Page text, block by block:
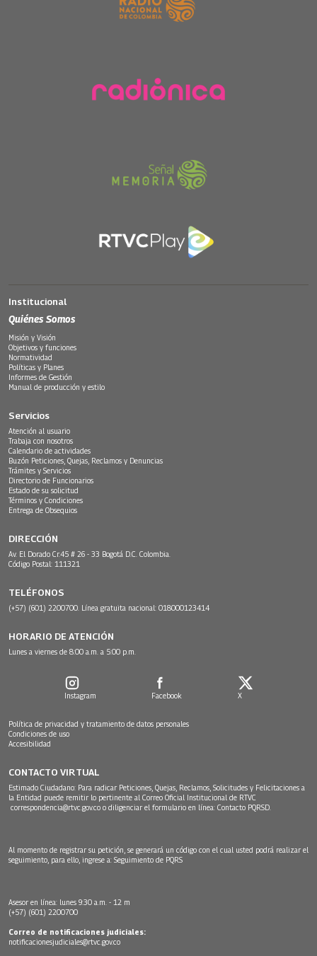
Institucional
Quiénes Somos
Misión y Visión
Objetivos y funciones
Normatividad
Políticas y Planes
Informes de Gestión
Manual de producción y estilo
Servicios
Atención al usuario
Trabaja con nosotros
Calendario de actividades
Buzón Peticiones, Quejas, Reclamos y Denuncias
Trámites y Servicios
Directorio de Funcionarios
Estado de su solicitud
Términos y Condiciones
Entrega de Obsequios
DIRECCIÓN
Av. El Dorado Cr.45 # 26 - 33 Bogotá D.C. Colombia.
Código Postal: 111321
TELÉFONOS
(+57) (601) 2200700. Línea gratuita nacional: 018000123414
HORARIO DE ATENCIÓN
Lunes a viernes de 8:00 a.m. a 5:00 p.m.
Instagram Facebook X
Política de privacidad y tratamiento de datos personales
Condiciones de uso
Accesibilidad
CONTACTO VIRTUAL
Estimado Ciudadano: Para radicar Peticiones, Quejas, Reclamos, Solicitudes y Felicitaciones a
la Entidad puede remitir lo pertinente al Correo Oficial Institucional de RTVC
correspondencia@rtvc.gov.co o diligenciar el formulario en línea: Contacto PQRSD.
Al momento de registrar su petición, se generará un código con el cual usted podrá realizar el
seguimiento, para ello, ingrese a: Seguimiento de PQRS
Asesor en línea: lunes 9:30 a.m. - 12 m
(+57) (601) 2200700
Correo de notificaciones judiciales:
notificacionesjudiciales@rtvc.gov.co